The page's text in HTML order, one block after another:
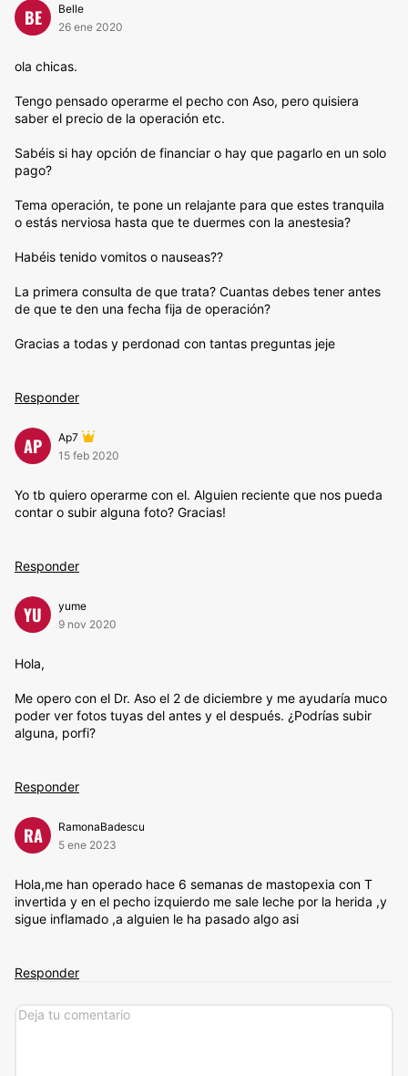
BE
Belle
26 ene 2020
ola chicas.
Tengo pensado operarme el pecho con Aso, pero quisiera
saber el precio de la operación etc.
Sabéis si hay opción de financiar o hay que pagarlo en un solo
pago?
Tema operación, te pone un relajante para que estes tranquila
o estás nerviosa hasta que te duermes con la anestesia?
Habéis tenido vomitos o nauseas??
La primera consulta de que trata? Cuantas debes tener antes
de que te den una fecha fija de operación?
Gracias a todas y perdonad con tantas preguntas jeje
Responder
AP
Ap7
15 feb 2020
Yo tb quiero operarme con el. Alguien reciente que nos pueda
contar o subir alguna foto? Gracias!
Responder
YU
yume
9 nov 2020
Hola,
Me opero con el Dr. Aso el 2 de diciembre y me ayudaría muco
poder ver fotos tuyas del antes y el después. ¿Podrías subir
alguna, porfi?
Responder
RA
RamonaBadescu
5 ene 2023
Hola,me han operado hace 6 semanas de mastopexia con T
invertida y en el pecho izquierdo me sale leche por la herida ,y
sigue inflamado ,a alguien le ha pasado algo asi
Responder